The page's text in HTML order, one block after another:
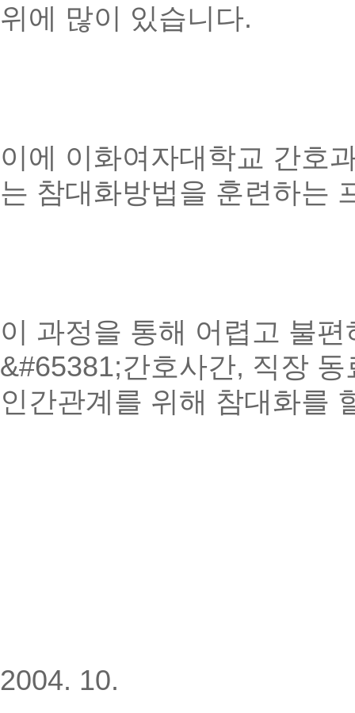
위에 많이 있습니다.
이에 이화여자대학교 간호
는 참대화방법을 훈련하는
이 과정을 통해 어렵고 불
&#65381;간호사간, 직장
인간관계를 위해 참대화를
2004. 10.